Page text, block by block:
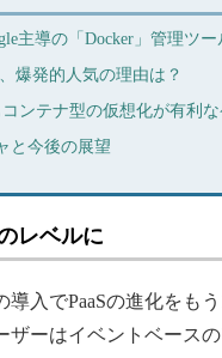
主導の「Docker」管理ツ
爆発的人気の理由は？
ンテナ型の仮想化が有利な
と今後の展望
レベルに
入でPaaSの進化をも
ザーはイベントベース